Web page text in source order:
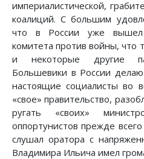
империалистической,
коалиций. С большим
что в России уже вышел
комитета против войны, что
и некоторые другие
Большевики в России
настоящие социалисты во
«свое» правительство,
ругать «своих»
оппортунистов прежде
слушал оратора с
Владимира Ильича имел